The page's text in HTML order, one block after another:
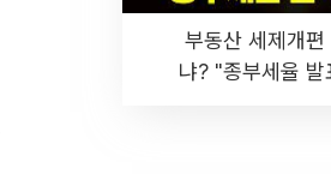
부동산 세제개
냐? "종부세율 발